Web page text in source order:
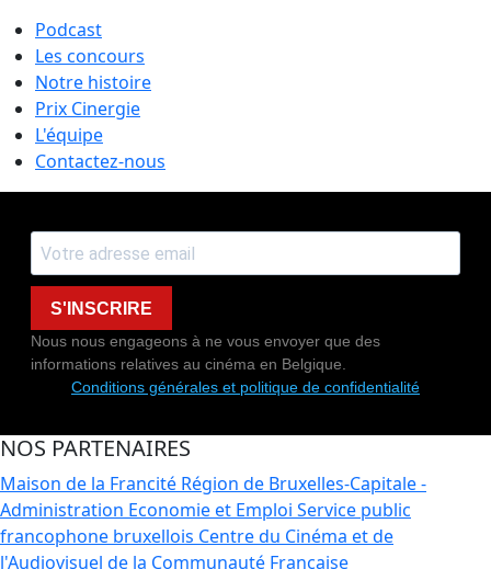
Podcast
Les concours
Notre histoire
Prix Cinergie
L'équipe
Contactez-nous
S'INSCRIRE
Nous nous engageons à ne vous envoyer que des
informations relatives au cinéma en Belgique.
Conditions générales et politique de confidentialité
NOS PARTENAIRES
Maison de la Francité Région de Bruxelles-Capitale -
Administration Economie et Emploi Service public
francophone bruxellois Centre du Cinéma et de
l'Audiovisuel de la Communauté Française